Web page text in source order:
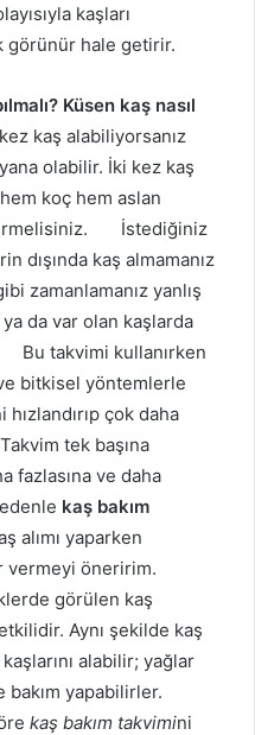
kaşları
görünür hale getirir.
Küsen kaş nasıl
kaş alabiliyorsanız
olabilir. İki kez kaş
koç hem aslan
İstediğiniz
dışında kaş almamanız
zamanlamanız yanlış
da var olan kaşlarda
takvimi kullanırken
bitkisel yöntemlerle
çok daha
tek başına
fazlasına ve daha
kaş bakım
alımı yaparken
vermeyi öneririm.
görülen kaş
Aynı şekilde kaş
alabilir; yağlar
bakım yapabilirler.
kaş bakım takvimini